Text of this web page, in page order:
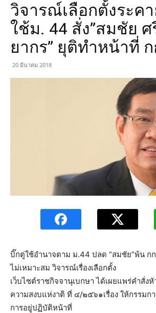
วิจารณ์เลือกตั้งระค
ใช้ม. 44 สั่ง”สมชัย
ยากร” ยุติทำหน้าที่
20 มีนาคม 2018
บิ๊กตู่ใช้อำนาจตาม ม.44 ปลด “สมชัย”พ้น ก
ไม่เหมาะสม วิจารณ์เรื่องเลือกตั้ง
เว็บไซต์ราชกิจจานุเบกษา ได้เผยแพร่คําสั่ง
ความสงบแห่งาติ ที่ ๔/๒๕๖๑เรื่อง ให้กรรมกา
การอยู่ปฏิบัติหน้าที่